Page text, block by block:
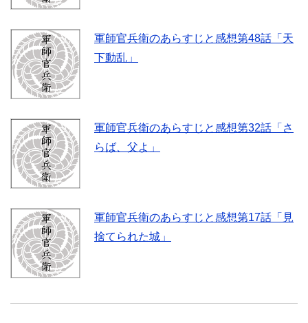
軍師官兵衛のあらすじと感想第48話「天
下動乱」
軍師官兵衛のあらすじと感想第32話「さ
らば、父よ」
軍師官兵衛のあらすじと感想第17話「見
捨てられた城」